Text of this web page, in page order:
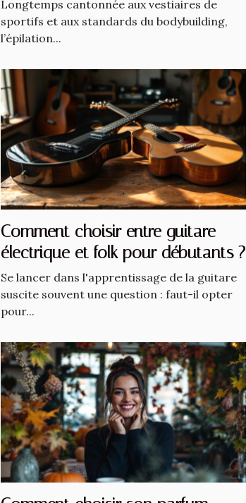
Longtemps cantonnée aux vestiaires de
sportifs et aux standards du bodybuilding,
l’épilation...
Comment choisir entre guitare
électrique et folk pour débutants ?
Se lancer dans l'apprentissage de la guitare
suscite souvent une question : faut-il opter
pour...